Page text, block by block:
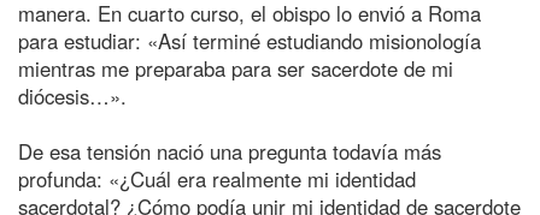
manera. En cuarto curso, el obispo lo envió a Roma
para estudiar: «Así terminé estudiando misionología
mientras me preparaba para ser sacerdote de mi
diócesis…».
De esa tensión nació una pregunta todavía más
profunda: «¿Cuál era realmente mi identidad
sacerdotal? ¿Cómo podía unir mi identidad de sacerdote